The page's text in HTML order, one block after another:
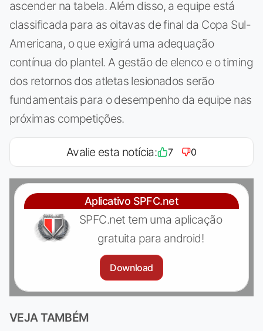
ascender na tabela. Além disso, a equipe está
classificada para as oitavas de final da Copa Sul-
Americana, o que exigirá uma adequação
contínua do plantel. A gestão de elenco e o timing
dos retornos dos atletas lesionados serão
fundamentais para o desempenho da equipe nas
próximas competições.
Avalie esta notícia: 7 0
Aplicativo SPFC.net
SPFC.net tem uma aplicação
gratuita para android!
Download
VEJA TAMBÉM